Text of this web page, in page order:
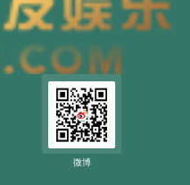
微博